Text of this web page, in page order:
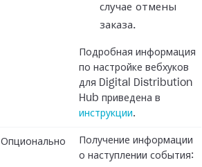
случае отмены
заказа.
Подробная информация
по настройке вебхуков
для Digital Distribution
Hub приведена в
инструкции.
Опционально
Получение информации
о наступлении события: